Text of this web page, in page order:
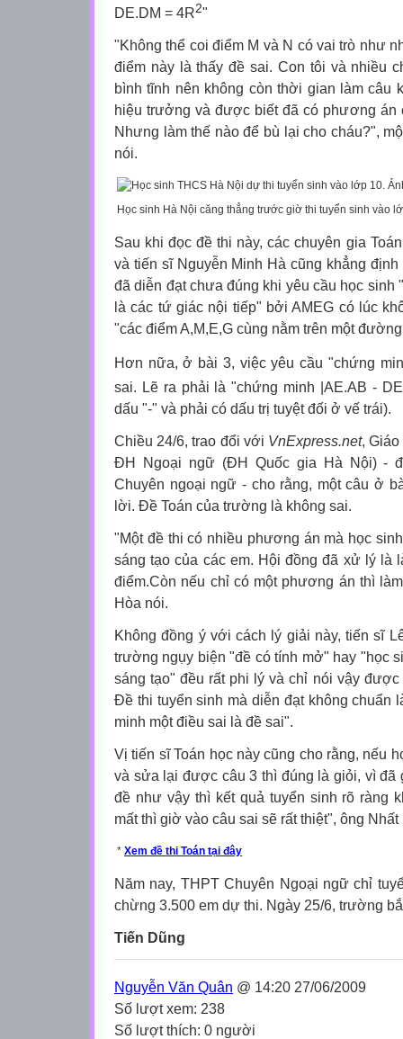
DE.DM = 4R2"
"Không thể coi điểm M và N có vai trò như
điểm này là thấy đề sai. Con tôi và nhiều
bình tĩnh nên không còn thời gian làm câu
hiệu trưởng và được biết đã có phương án
Nhưng làm thế nào để bù lại cho cháu?",
nói.
Học sinh Hà Nội căng thẳng trước giờ thi tuyển sinh vào
Sau khi đọc đề thi này, các chuyên gia
và tiến sĩ Nguyễn Minh Hà cũng khẳng
đã diễn đạt chưa đúng khi yêu cầu học sinh
là các tứ giác nội tiếp" bởi AMEG có lúc
"các điểm A,M,E,G cùng nằm trên một
Hơn nữa, ở bài 3, việc yêu cầu "chứng
sai. Lẽ ra phải là "chứng minh |AE.AB -
dấu "-" và phải có dấu trị tuyệt đối ở vế trái).
Chiều 24/6, trao đổi với VnExpress.net,
ĐH Ngoại ngữ (ĐH Quốc gia Hà Nội) -
Chuyên ngoại ngữ - cho rằng, một câu ở
lời. Đề Toán của trường là không sai.
"Một đề thi có nhiều phương án mà học
sáng tạo của các em. Hội đồng đã xử lý là
điểm.Còn nếu chỉ có một phương án thì
Hòa nói.
Không đồng ý với cách lý giải này, tiến sĩ
trường ngụy biện "đề có tính mở" hay "học
sáng tạo" đều rất phi lý và chỉ nói vậy
Đề thi tuyển sinh mà diễn đạt không chuẩn
minh một điều sai là đề sai".
Vị tiến sĩ Toán học này cũng cho rằng, nếu
và sửa lại được câu 3 thì đúng là giỏi, vì
đề như vậy thì kết quả tuyển sinh rõ ràng
mất thì giờ vào câu sai sẽ rất thiệt", ông Nhất
* Xem đề thi Toán tại đây
Năm nay, THPT Chuyên Ngoại ngữ chỉ
chừng 3.500 em dự thi. Ngày 25/6, trường
Tiến Dũng
Nguyễn Văn Quân @ 14:20 27/06/2009
Số lượt xem: 238
Số lượt thích: 0 người